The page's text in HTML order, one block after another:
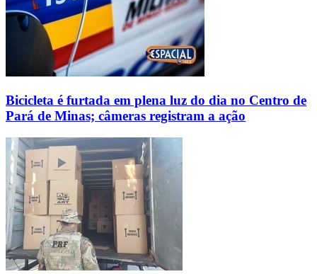
Bicicleta é furtada em plena luz do dia no Centro de
Pará de Minas; câmeras registram a ação